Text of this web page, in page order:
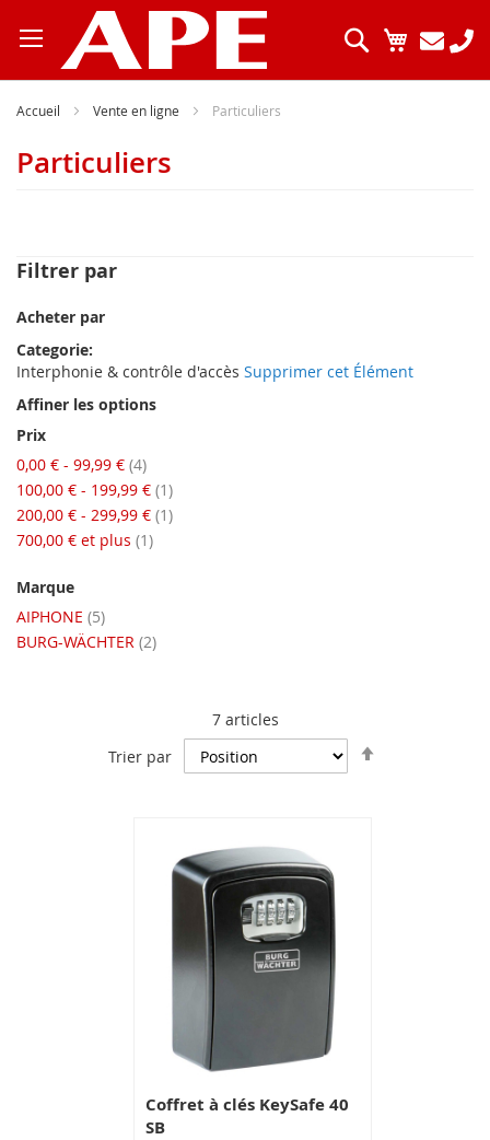
au
contenu
Mon
Chercher
Accueil Vente en ligne Particuliers
Particuliers
7articles
Trier par
Coffret à clés KeySafe 40
SB
Filtrer par
Acheter par
Categorie
Interphonie & contrôle d'accès Supprimer cet Élément
Affiner les options
Prix
0,00 € - 99,99 € 4articles
100,00 € - 199,99 € 1article
200,00 € - 299,99 € 1article
700,00 € et plus 1article
Marque
AIPHONE 5articles
BURG-WÄCHTER 2articles